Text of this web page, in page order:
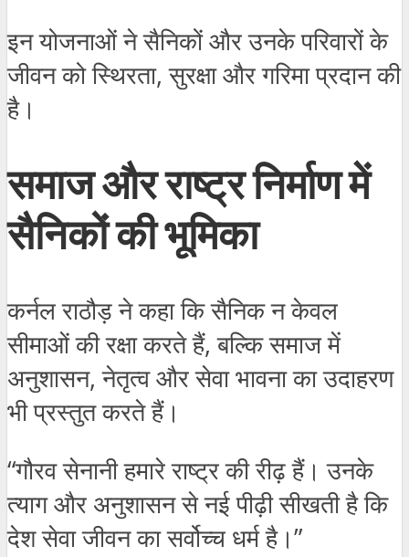
इन योजनाओं ने सैनिकों और उनके परिवारों के
जीवन को स्थिरता, सुरक्षा और गरिमा प्रदान की
है।
समाज और राष्ट्र निर्माण में
सैनिकों की भूमिका
कर्नल राठौड़ ने कहा कि सैनिक न केवल
सीमाओं की रक्षा करते हैं, बल्कि समाज में
अनुशासन, नेतृत्व और सेवा भावना का उदाहरण
भी प्रस्तुत करते हैं।
“गौरव सेनानी हमारे राष्ट्र की रीढ़ हैं। उनके
त्याग और अनुशासन से नई पीढ़ी सीखती है कि
देश सेवा जीवन का सर्वोच्च धर्म है।”